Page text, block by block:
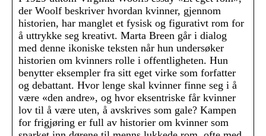
der Woolf beskriver hvordan kvinner, gjennom
historien, har manglet et fysisk og figurativt rom for
å uttrykke seg kreativt. Marta Breen går i dialog
med denne ikoniske teksten når hun undersøker
historien om kvinners rolle i offentligheten. Hun
benytter eksempler fra sitt eget virke som forfatter
og debattant. Hvor lenge skal kvinner finne seg i å
være «den andre», og hvor eksentriske får kvinner
lov til å være uten, å avskrives som gale? Kampen
for frigjøring er full av historier om kvinner som